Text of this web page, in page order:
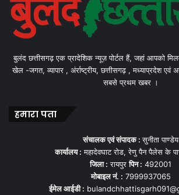
बुलंद छत्तीसगढ़ एक प्रादेशिक न्यूज़ पोर्टल हैं, जहां आपको
खेल -जगत, व्यापार , अंर्राष्ट्रीय, छत्तीसगढ़ , मध्याप्रदेश एवं
सबसे प्रथम खबर ।
हमारा पता
संचालक एवं संपादक :सुनीता पाण्डेय
कार्यालय : महादेवघाट रोड, रेणु पैन पैलेस के
जिला : रायपुरपिन : 492001
मोबाइल नं. : 7999937065
ईमेल आईडी :